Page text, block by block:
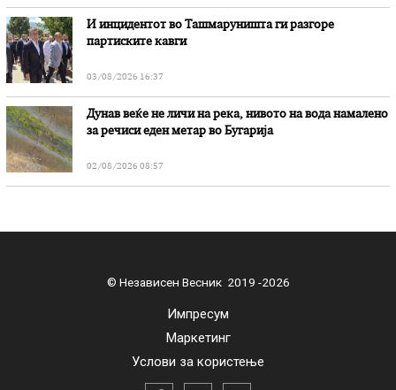
И инцидентот во Ташмаруништa ги разгоре
партиските кавги
03/08/2026 16:37
Дунав веќе не личи на река, нивото на вода намалено
за речиси еден метар во Бугарија
02/08/2026 08:57
© Независен Весник 2019 -2026
Импресум
Маркетинг
Услови за користење